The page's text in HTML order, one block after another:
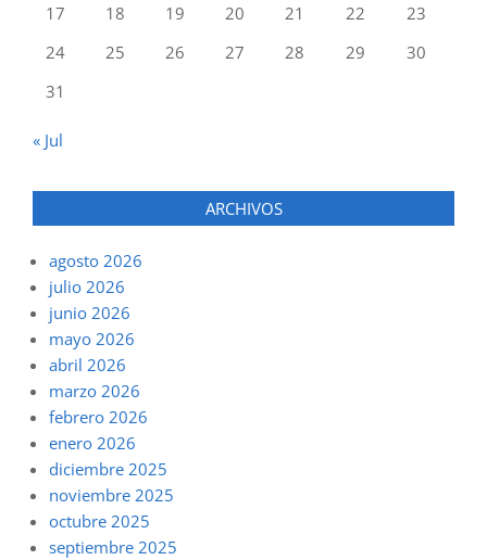
17
18 19 20 21 22
23
24
25 26 27 28 29
30
31
« Jul
ARCHIVOS
agosto 2026
julio 2026
junio 2026
mayo 2026
abril 2026
marzo 2026
febrero 2026
enero 2026
diciembre 2025
noviembre 2025
octubre 2025
septiembre 2025